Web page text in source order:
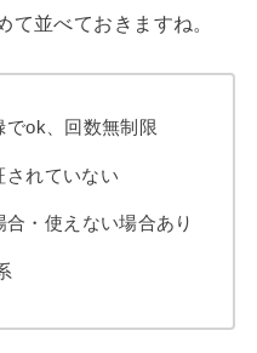
て並べておきますね。
ok、回数無制限
されていない
・使えない場合あり